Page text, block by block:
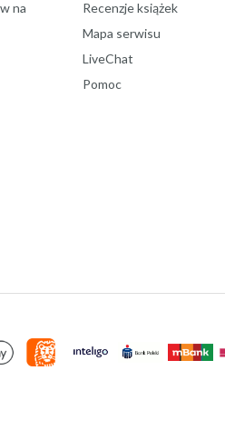
na
Recenzje książek
Mapa serwisu
LiveChat
Pomoc